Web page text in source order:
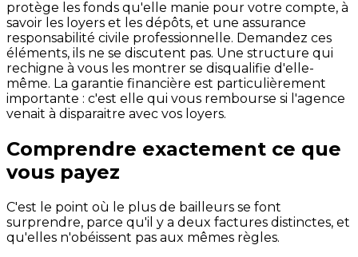
protège les fonds qu'elle manie pour votre compte, à
savoir les loyers et les dépôts, et une assurance
responsabilité civile professionnelle. Demandez ces
éléments, ils ne se discutent pas. Une structure qui
rechigne à vous les montrer se disqualifie d'elle-
même. La garantie financière est particulièrement
importante : c'est elle qui vous rembourse si l'agence
venait à disparaitre avec vos loyers.
Comprendre exactement ce que
vous payez
C'est le point où le plus de bailleurs se font
surprendre, parce qu'il y a deux factures distinctes, et
qu'elles n'obéissent pas aux mêmes règles.